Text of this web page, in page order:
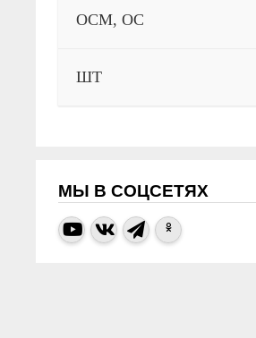
ОСМ, ОС
ШТ
МЫ В СОЦСЕТЯХ